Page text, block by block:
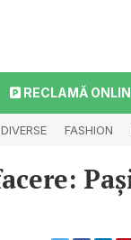
RECLAMĂ
DIVERSE FASHION